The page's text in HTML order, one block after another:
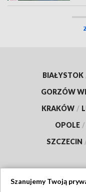
BIAŁYSTOK
GORZÓW
KRAKÓW /
OPOLE /
SZCZECIN
Szanujemy Twoją